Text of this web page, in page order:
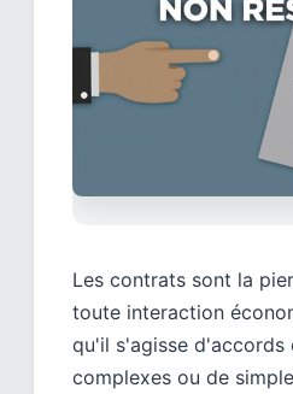
Les contrats sont la
toute interaction
qu'il s'agisse d'accords
complexes ou de